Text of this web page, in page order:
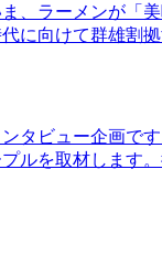
、ラーメンが「
に向けて群雄割
タビュー企画で
ルを取材します